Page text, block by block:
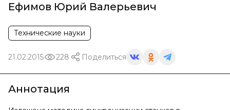
Ефимов Юрий Валерьевич
Технические науки
21.02.2015 228 Поделиться
Аннотация